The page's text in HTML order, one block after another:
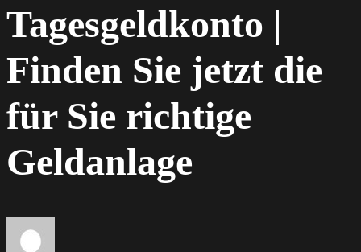
Tagesgeldkonto |
Finden Sie jetzt die
für Sie richtige
Geldanlage